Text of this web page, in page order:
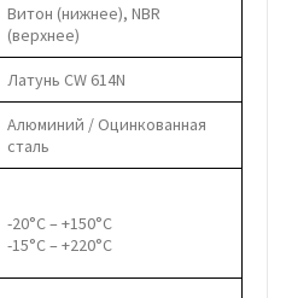
Витон (нижнее), NBR
(верхнее)
Латунь CW 614N
Алюминий / Оцинкованная
сталь
-20°C – +150°C
-15°C – +220°C